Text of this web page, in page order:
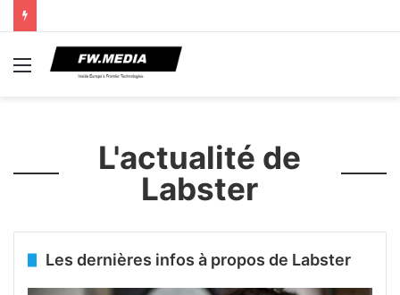
Menu
L'actualité de
Labster
Les dernières infos à propos de Labster